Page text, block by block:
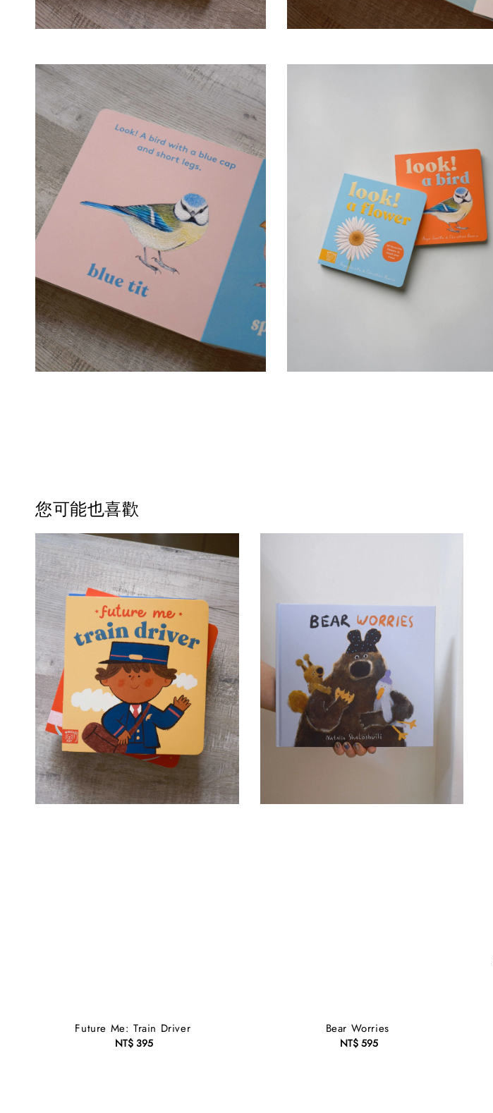
您可能也喜歡
Future Me: Train Driver
Regular
NT$ 395
Bear Worries
Regular
NT$ 595